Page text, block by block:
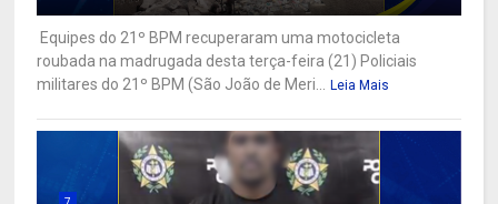
Equipes do 21º BPM recuperaram uma motocicleta
roubada na madrugada desta terça-feira (21) Policiais
militares do 21º BPM (São João de Meri... Leia Mais